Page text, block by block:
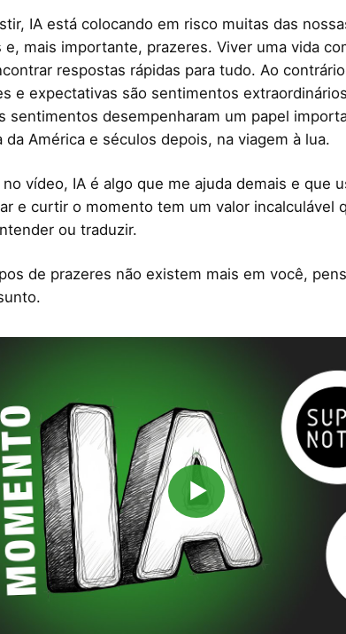
IA está colocando em risco muitas das
e, mais importante, prazeres. Viver uma vida
respostas rápidas para tudo. Ao
e expectativas são sentimentos
sentimentos desempenharam um papel
da América e séculos depois, na viagem à lua.
vídeo, IA é algo que me ajuda demais e que
e curtir o momento tem um valor incalculável
ou traduzir.
de prazeres não existem mais em você,
▶